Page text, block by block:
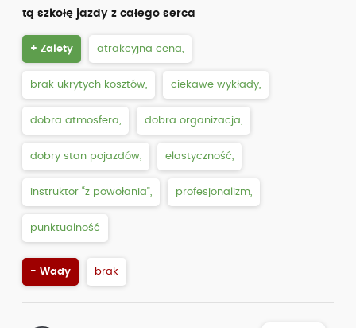
tą szkołę jazdy z całego serca
+ Zalety atrakcyjna cena,
brak ukrytych kosztów, ciekawe wykłady,
dobra atmosfera, dobra organizacja,
dobry stan pojazdów, elastyczność,
instruktor “z powołania”, profesjonalizm,
punktualność
- Wady brak